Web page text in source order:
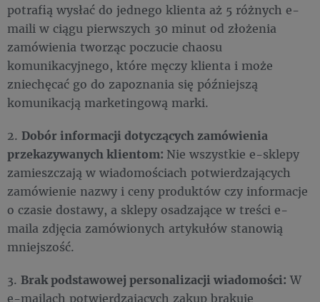
potrafią wysłać do jednego klienta aż 5 różnych e-
maili w ciągu pierwszych 30 minut od złożenia
zamówienia tworząc poczucie chaosu
komunikacyjnego, które męczy klienta i może
zniechęcać go do zapoznania się późniejszą
komunikacją marketingową marki.
2. Dobór informacji dotyczących zamówienia
przekazywanych klientom: Nie wszystkie e-sklepy
zamieszczają w wiadomościach potwierdzających
zamówienie nazwy i ceny produktów czy informacje
o czasie dostawy, a sklepy osadzające w treści e-
maila zdjęcia zamówionych artykułów stanowią
mniejszość.
3. Brak podstawowej personalizacji wiadomości: W
e-mailach potwierdzających zakup brakuje